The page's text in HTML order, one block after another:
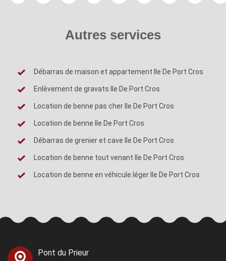
Autres services
Débarras de maison et appartement Ile De Port Cros
Enlèvement de gravats Ile De Port Cros
Location de benne pas cher Ile De Port Cros
Location de benne Ile De Port Cros
Débarras de grenier et cave Ile De Port Cros
Location de benne tout venant Ile De Port Cros
Location de benne en véhicule léger Ile De Port Cros
Pont du Prieur